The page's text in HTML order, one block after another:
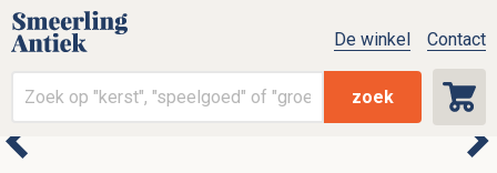
zoek
De winkel Contact